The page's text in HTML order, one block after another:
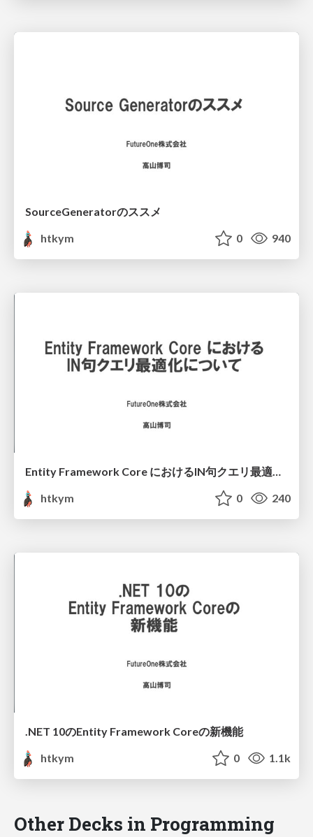
SourceGeneratorのススメ
htkym
0 940
Entity Framework Core におけるIN句クエリ最適化について
htkym
0 240
.NET 10のEntity Framework Coreの新機能
htkym
0 1.1k
Other Decks in Programming